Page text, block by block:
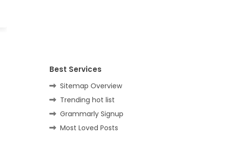
Best Services
Sitemap Overview
Trending hot list
Grammarly Signup
Most Loved Posts